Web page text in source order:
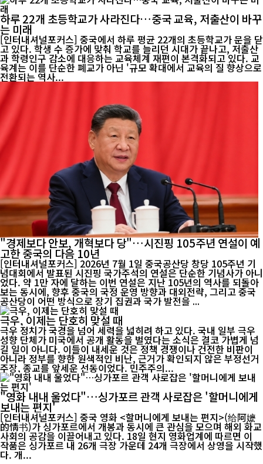
하루 22개 초등학교가 사라진다…중국 교육, 저출산이 바꾸
는 미래
[인터내셔널포커스] 중국에서 하루 평균 22개의 초등학교가 문을 닫
고 있다. 학생 수 증가에 맞춰 학교를 늘리던 시대가 끝나고, 저출산
과 학령인구 감소에 대응하는 교육체계 재편이 본격화되고 있다. 교
육계는 이를 단순한 폐교가 아닌 '규모 확대에서 교육의 질 향상으로
전환되는 역사...
"경제보다 안보, 개혁보다 당"…시진핑 105주년 연설이 예
고한 중국의 다음 10년
[인터내셔널포커스] 2026년 7월 1일 중국공산당 창당 105주년 기
념대회에서 발표된 시진핑 국가주석의 연설은 단순한 기념사가 아니
었다. 약 1만 자에 달하는 이번 연설은 지난 105년의 역사를 되돌아
보는 동시에, 향후 중국의 국정 운영 방향과 대외전략, 그리고 중국
공산당이 어떤 방식으로 장기 집권과 국가 발전을 ...
극우, 이제는 단호히 맞설 때
극우 정치가 국경을 넘어 세력을 넓히려 하고 있다. 국내 일부 극우
성향 단체가 미국에서 공개 활동을 벌였다는 소식은 결코 가볍게 넘
길 일이 아니다. 이들이 내세운 것은 정책 경쟁이나 건전한 비판이
아니라 정부를 향한 원색적인 비난, 근거가 확인되지 않은 부정선거
주장, 종교를 앞세운 선동이었다. 민주주의...
"영화 내내 울었다"…싱가포르 관객 사로잡은 '할머니에게
보내는 편지'
[인터내셔널포커스] 중국 영화 <할머니에게 보내는 편지>(给阿嬷
的情书)가 싱가포르에서 개봉과 동시에 큰 관심을 모으며 해외 화교
사회의 공감을 이끌어내고 있다. 18일 현지 영화업계에 따르면 이
작품은 싱가포르 내 26개 극장 가운데 24개 극장에서 상영을 시작했
다. 개...